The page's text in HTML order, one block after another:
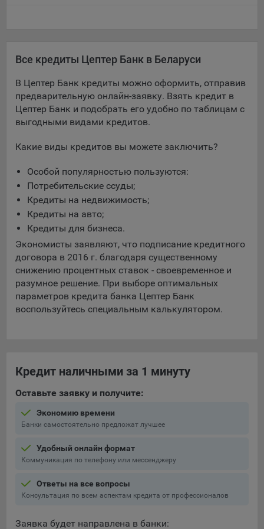
аудитории и в рекламных целях, например Яндекс.Метрика,
Технические/Функциональные, хранятся не более года;
Необходимые для функционирования веб-аналитических
(статистические), установлены на сервере Общества и не
время пользования сайтом;
Остальные - не более года.
Отключение аналитических файлов cookie не позволяет
определять предпочтения пользователей сайта, в том числе
меры по совершенствованию работы сайта исходя из
предпочтений пользователей.
При этом, некоторые браузеры позволяют посещать
интернет-сайты в режиме «Инкогнито», чтобы ограничить
хранимый на компьютере объем информации и
Подробнее о параметрах управления можно ознакомиться,
перейдя по внешним ссылкам, ведущим на
Firefox
Safari
Opera
Microsoft Edge
Все кредиты Цептер Банк в Беларуси
В Цептер Банк кредиты можно оформить, отправив
предварительную онлайн-заявку. Взять кредит в
Цептер Банк и подобрать его удобно по таблицам с
выгодными видами кредитов.
Какие виды кредитов вы можете заключить?
Особой популярностью пользуются:
Потребительские ссуды;
Кредиты на недвижимость;
Кредиты на авто;
Кредиты для бизнеса.
Экономисты заявляют, что подписание кредитного
договора в 2016 г. благодаря существенному
снижению процентных ставок - своевременное и
разумное решение. При выборе оптимальных
параметров кредита банка Цептер Банк
воспользуйтесь специальным калькулятором.
Кредит наличными за 1 минуту
Оставьте заявку и получите:
Экономию времени
Банки самостоятельно предложат лучшее
Удобный онлайн формат
Коммуникация по телефону или мессенджеру
Ответы на все вопросы
Консультация по всем аспектам кредита от профессионалов
Заявка будет направлена в банки: